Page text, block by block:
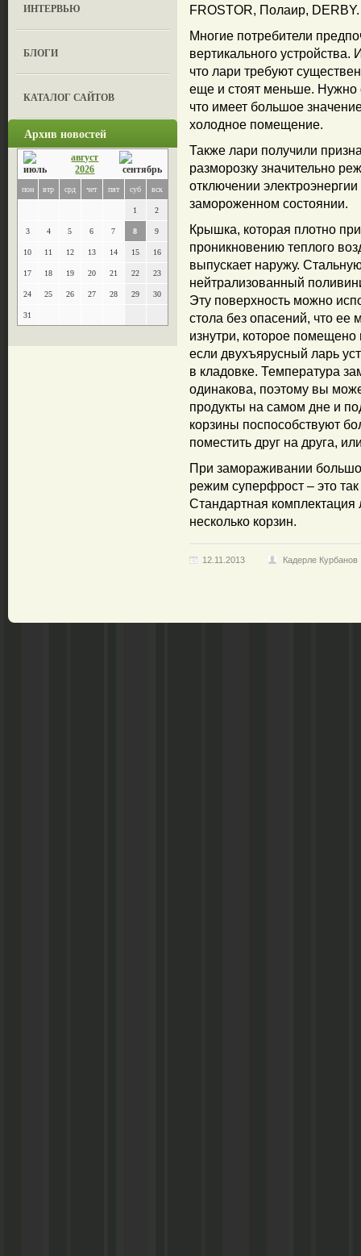
ИНТЕРВЬЮ
БЛОГИ
КАТАЛОГ САЙТОВ
Архив новостей
август
2026
пон втр срд чет пят суб вск
1 2
3 4 5 6 7 8 9
10 11 12 13 14 15 16
17 18 19 20 21 22 23
24 25 26 27 28 29 30
31
FROSTOR, Полаир,
Многие потребители
вертикального
что лари требуют
еще и стоят меньше. Нужно
что имеет большое
холодное помещение.
Также лари получили
разморозку значительно
отключении
замороженном состоянии.
Крышка, которая плотно
проникновению теплого
выпускает наружу.
нейтрализованный
Эту поверхность можно
стола без опасений, что
изнутри, которое
если двухъярусный ларь
в кладовке. Температура
одинакова, поэтому вы
продукты на самом дне и
корзины поспособствуют
поместить друг на друга,
При замораживании
режим суперфрост – это
Стандартная
несколько корзин.
12.11.2013 Кадерле Курбанов